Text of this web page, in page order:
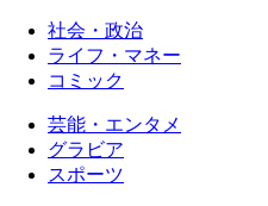
社会・政治
ライフ・マネー
コミック
芸能・エンタメ
グラビア
スポーツ